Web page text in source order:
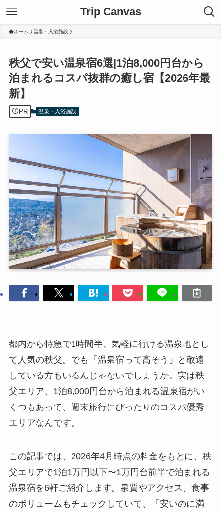
Trip Canvas
ホーム 温泉・入浴施設
秩父で安い温泉宿6選|1泊8,000円台から
泊まれるコスパ抜群の癒し宿【2026年最
新】
PR 温泉・入浴施設
都内から特急で1時間半、気軽に行ける温泉地とし
て人気の秩父。でも「温泉宿って高そう」と敬遠
している方もいるんじゃないでしょうか。実は秩
父エリア、1泊8,000円台から泊まれる温泉宿がい
くつもあって、週末旅行にぴったりのコスパ優秀
エリアなんです。
この記事では、2026年4月時点の料金をもとに、秩
父エリアで1泊1万円以下〜1万円台前半で泊まれる
温泉宿を6軒ご紹介します。泉質やアクセス、食事
のボリュームもチェックしていて、「安いのに満